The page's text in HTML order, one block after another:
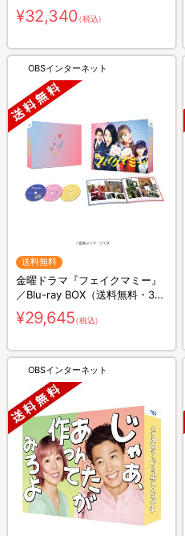
料・4枚組）
¥32,340（税込）
OBSインターネット
送料無料
金曜ドラマ『フェイクマミー』
／Blu-ray BOX（送料無料・3枚
組）
¥29,645（税込）
OBSインターネット